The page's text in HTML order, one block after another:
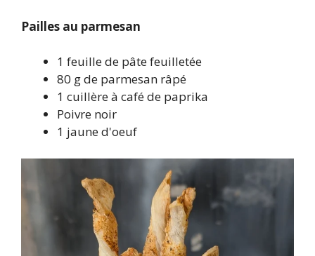
Pailles au parmesan
1 feuille de pâte feuilletée
80 g de parmesan râpé
1 cuillère à café de paprika
Poivre noir
1 jaune d'oeuf